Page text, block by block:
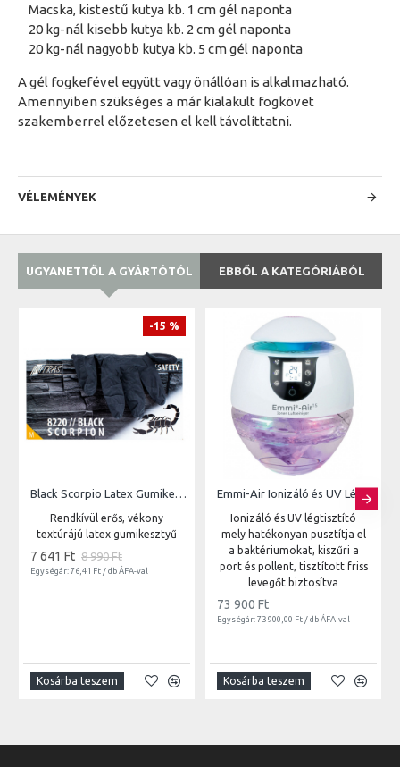
Macska, kistestű kutya kb. 1 cm gél naponta
20 kg-nál kisebb kutya kb. 2 cm gél naponta
20 kg-nál nagyobb kutya kb. 5 cm gél naponta
A gél fogkefével együtt vagy önállóan is alkalmazható.
Amennyiben szükséges a már kialakult fogkövet
szakemberrel előzetesen el kell távolíttatni.
VÉLEMÉNYEK
UGYANETTŐL A GYÁRTÓTÓL EBBŐL A KATEGÓRIÁBÓL
-15 %
Black Scorpio Latex Gumikesztyű | 100db
Rendkívül erős, vékony
textúrájú latex gumikesztyű
7 641 Ft 8 990 Ft
Egységár: 76,41 Ft / db ÁFA-val
Kosárba teszem
Emmi-Air Ionizáló és UV Légtisztító
Ionizáló és UV légtisztító
mely hatékonyan pusztítja el
a baktériumokat, kiszűri a
port és pollent, tisztított friss
levegőt biztosítva
73 900 Ft
Egységár: 73 900,00 Ft / db ÁFA-val
Kosárba teszem